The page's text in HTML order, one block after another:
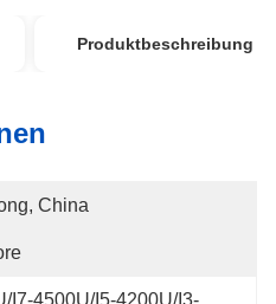
Produktbeschreibung
China
i7-4500U/i5-4200U/i3-